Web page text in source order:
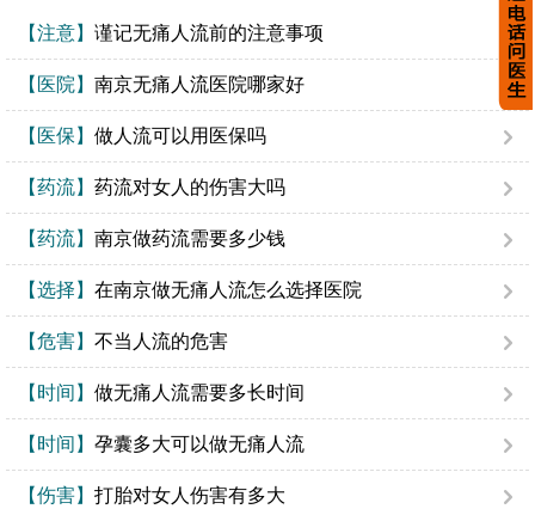
【注意】 谨记无痛人流前的注意事项
【医院】 南京无痛人流医院哪家好
【医保】 做人流可以用医保吗
【药流】 药流对女人的伤害大吗
【药流】 南京做药流需要多少钱
【选择】 在南京做无痛人流怎么选择医院
【危害】 不当人流的危害
【时间】 做无痛人流需要多长时间
【时间】 孕囊多大可以做无痛人流
【伤害】 打胎对女人伤害有多大